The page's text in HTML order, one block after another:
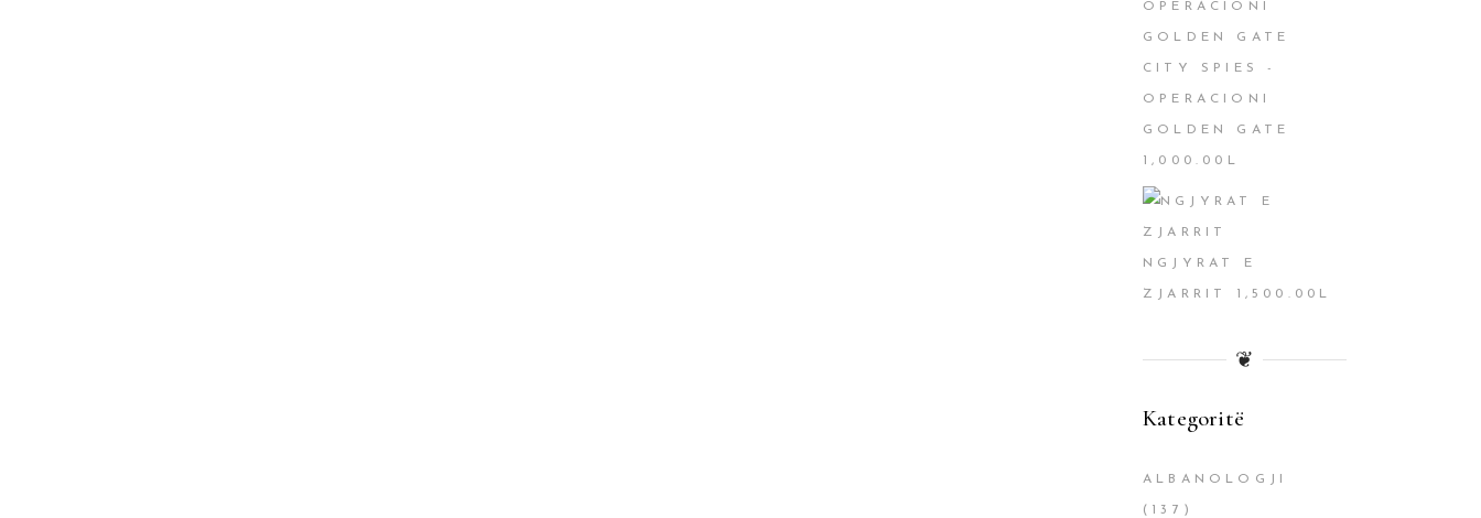
CITY SPIES -
OPERACIONI
GOLDEN GATE
1,000.00 L
NGJYRAT E
ZJARRIT 1,500.00 L
❦
Kategoritë
ALBANOLOGJI
(137)